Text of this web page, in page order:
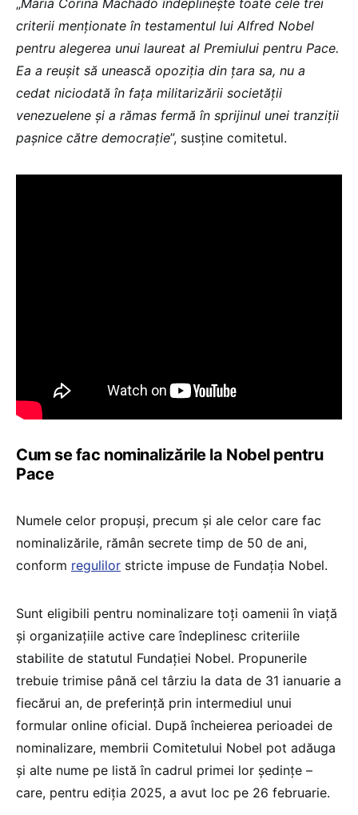
„Maria Corina Machado îndeplinește toate cele trei
criterii menționate în testamentul lui Alfred Nobel
pentru alegerea unui laureat al Premiului pentru Pace.
Ea a reușit să unească opoziția din țara sa, nu a
cedat niciodată în fața militarizării societății
venezuelene și a rămas fermă în sprijinul unei tranziții
pașnice către democrație”, susține comitetul.
Cum se fac nominalizările la Nobel pentru
Pace
Numele celor propuși, precum și ale celor care fac
nominalizările, rămân secrete timp de 50 de ani,
conform regulilor stricte impuse de Fundația Nobel.
Sunt eligibili pentru nominalizare toți oamenii în viață
și organizațiile active care îndeplinesc criteriile
stabilite de statutul Fundației Nobel. Propunerile
trebuie trimise până cel târziu la data de 31 ianuarie a
fiecărui an, de preferință prin intermediul unui
formular online oficial. După încheierea perioadei de
nominalizare, membrii Comitetului Nobel pot adăuga
și alte nume pe listă în cadrul primei lor ședințe –
care, pentru ediția 2025, a avut loc pe 26 februarie.